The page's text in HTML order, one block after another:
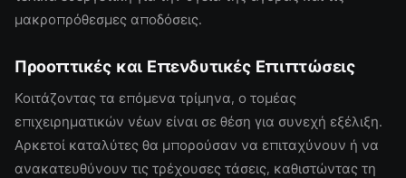
μακροπρόθεσμες αποδόσεις.
Προοπτικές και Επενδυτικές Επιπτώσεις
Κοιτάζοντας τα επόμενα τρίμηνα, ο τομέας
επιχειρηματικών νέων είναι σε θέση για συνεχή εξέλιξη.
Αρκετοί καταλύτες θα μπορούσαν να επιταχύνουν ή να
ανακατευθύνουν τις τρέχουσες τάσεις, καθιστώντας τη